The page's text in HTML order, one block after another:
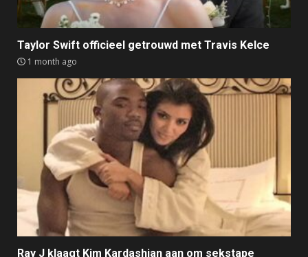
Taylor Swift officieel getrouwd met Travis Kelce
1 month ago
Ray J klaagt Kim Kardashian aan om sekstape